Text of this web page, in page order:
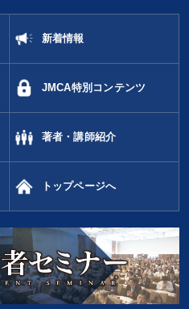
新着情報
JMCA特別コンテンツ
著者・講師紹介
トップページへ